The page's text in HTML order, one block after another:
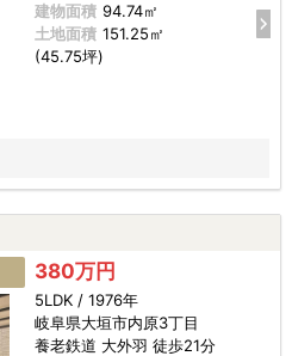
建物面積 94.74㎡
土地面積 151.25㎡
(45.75坪)
380万円
5LDK / 1976年
岐阜県大垣市内原3丁目
養老鉄道 大外羽 徒歩21分